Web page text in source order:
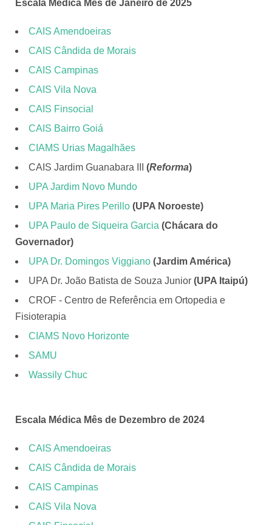
Escala Médica Mês de Janeiro de 2025
CAIS Amendoeiras
CAIS Cândida de Morais
CAIS Campinas
CAIS Vila Nova
CAIS Finsocial
CAIS Bairro Goiá
CIAMS Urias Magalhães
CAIS Jardim Guanabara III (Reforma)
UPA Jardim Novo Mundo
UPA Maria Pires Perillo (UPA Noroeste)
UPA Paulo de Siqueira Garcia (Chácara do
Governador)
UPA Dr. Domingos Viggiano (Jardim América)
UPA Dr. João Batista de Souza Junior (UPA Itaipú)
CROF - Centro de Referência em Ortopedia e
Fisioterapia
CIAMS Novo Horizonte
SAMU
Wassily Chuc
Escala Médica Mês de Dezembro de 2024
CAIS Amendoeiras
CAIS Cândida de Morais
CAIS Campinas
CAIS Vila Nova